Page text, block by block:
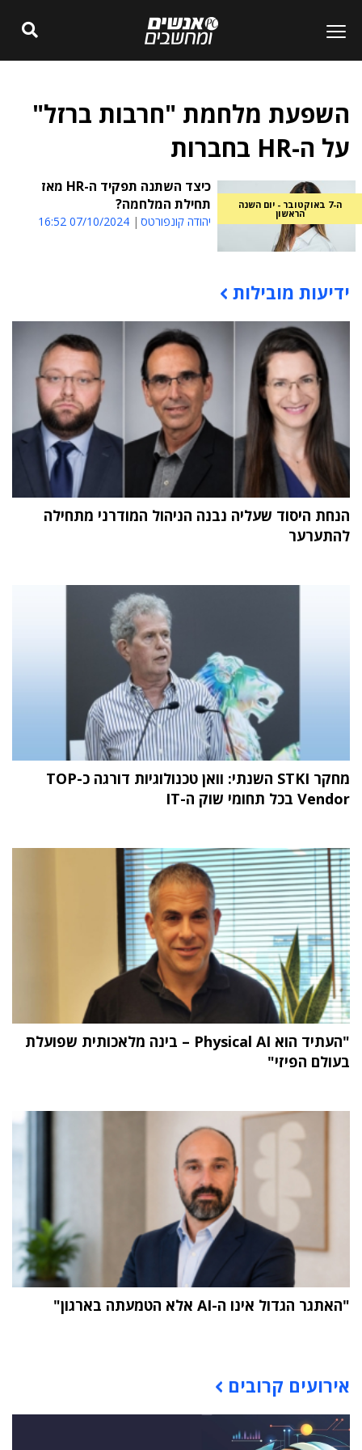
השפעת מלחמת "חרבות ברזל"
על ה-HR בחברות
ה-7 באוקטובר - יום השנה
הראשון
כיצד השתנה תפקיד ה-HR מאז
תחילת המלחמה?
יהודה קונפורטס 07/10/2024 16:52
תוכן פרסומי
ידיעות מובילות
הנחת היסוד שעליה נבנה הניהול המודרני מתחילה
להתערער
מחקר STKI השנתי: וואן טכנולוגיות דורגה כ-TOP
Vendor בכל תחומי שוק ה-IT
"העתיד הוא Physical AI – בינה מלאכותית שפועלת
בעולם הפיזי"
"האתגר הגדול אינו ה-AI אלא הטמעתה בארגון"
אירועים קרובים